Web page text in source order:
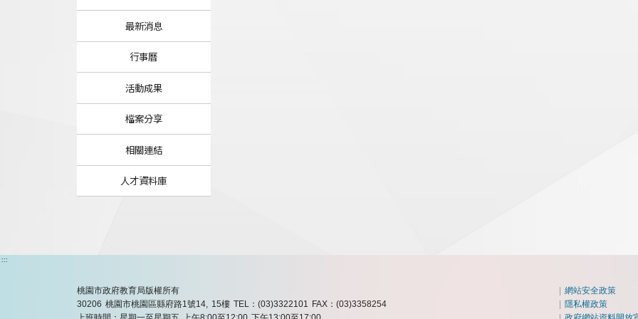
最新消息
行事曆
活動成果
檔案分享
相關連結
人才資料庫
:::
桃園市政府教育局版權所有
30206 桃園市桃園區縣府路1號14, 15樓 TEL：(03)3322101
FAX：(03)3358254
|網站安全政策
|隱私權政策